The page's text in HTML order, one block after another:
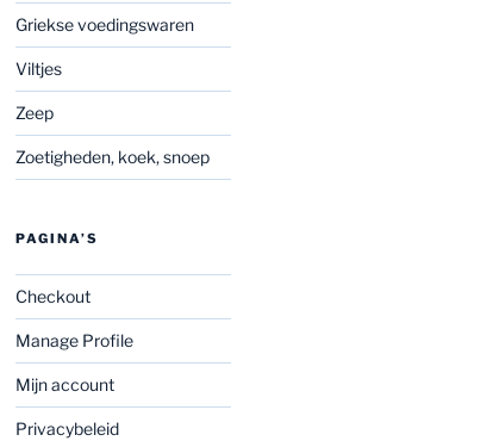
Griekse voedingswaren
Viltjes
Zeep
Zoetigheden, koek, snoep
PAGINA’S
Checkout
Manage Profile
Mijn account
Privacybeleid